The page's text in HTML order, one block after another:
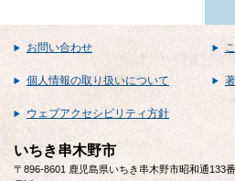
お問い合わせ
個人情報の取り扱いについて
ウェブアクセシビリティ方針
いちき串木野市
〒896-8601 鹿児島県いちき串木野市昭和通133番